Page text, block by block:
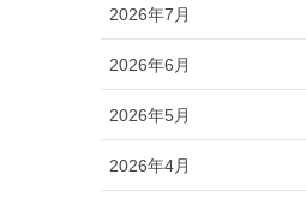
2026年7月
2026年6月
2026年5月
2026年4月